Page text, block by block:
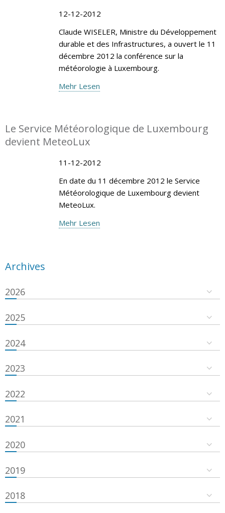
12-12-2012
Claude WISELER, Ministre du Développement
durable et des Infrastructures, a ouvert le 11
décembre 2012 la conférence sur la
météorologie à Luxembourg.
Mehr Lesen
Le Service Météorologique de Luxembourg
devient MeteoLux
11-12-2012
En date du 11 décembre 2012 le Service
Météorologique de Luxembourg devient
MeteoLux.
Mehr Lesen
Archives
2026
2025
2024
2023
2022
2021
2020
2019
2018